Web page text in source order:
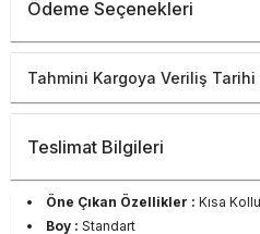
Ödeme Seçenekleri
Tahmini Kargoya Veriliş Tarihi
Teslimat Bilgileri
Öne Çıkan Özellikler : Kısa
Boy : Standart